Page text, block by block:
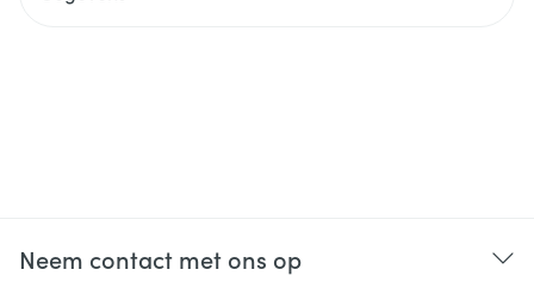
Neem contact met ons op